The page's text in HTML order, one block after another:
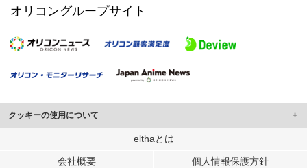
オリコングループサイト
クッキーの使用について
このサイトでは Cookie を使用して、ユーザーに合わせたコンテンツや広告の
行っています。
elthaとは
会社概要 個人情報保護方針